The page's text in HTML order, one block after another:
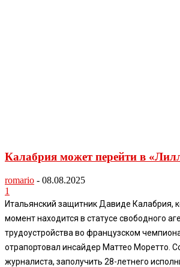
Калабрия может перейти в
romario - 08.08.2025
1
Итальянский защитник Давиде Калабрия,
момент находится в статусе свободного
трудоустройства во французском
отрапортовал инсайдер Маттео Моретто.
журналиста, заполучить 28-летнего